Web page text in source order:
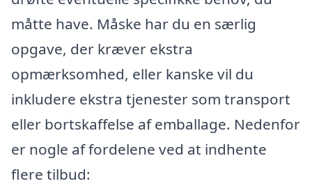
måtte have. Måske har du en særlig
opgave, der kræver ekstra
opmærksomhed, eller kanske vil du
inkludere ekstra tjenester som transport
eller bortskaffelse af emballage. Nedenfor
er nogle af fordelene ved at indhente
flere tilbud: